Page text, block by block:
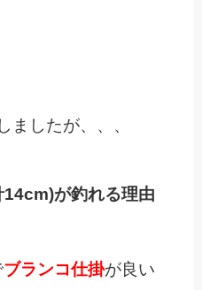
ましたが、、、
が釣れる理由
ブランコ仕掛が良い